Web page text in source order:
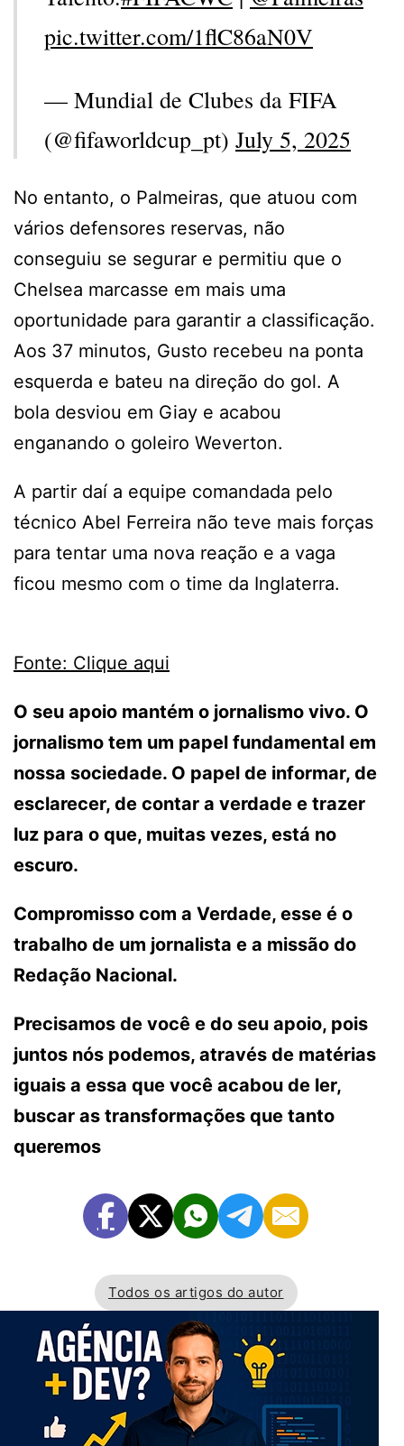
pic.twitter.com/1flC86aN0V
— Mundial de Clubes da FIFA
(@fifaworldcup_pt) July 5, 2025
No entanto, o Palmeiras, que atuou com
vários defensores reservas, não
conseguiu se segurar e permitiu que o
Chelsea marcasse em mais uma
oportunidade para garantir a classificação.
Aos 37 minutos, Gusto recebeu na ponta
esquerda e bateu na direção do gol. A
bola desviou em Giay e acabou
enganando o goleiro Weverton.
A partir daí a equipe comandada pelo
técnico Abel Ferreira não teve mais forças
para tentar uma nova reação e a vaga
ficou mesmo com o time da Inglaterra.
Fonte: Clique aqui
O seu apoio mantém o jornalismo vivo. O
jornalismo tem um papel fundamental em
nossa sociedade. O papel de informar, de
esclarecer, de contar a verdade e trazer
luz para o que, muitas vezes, está no
escuro.
Compromisso com a Verdade, esse é o
trabalho de um jornalista e a missão do
Redação Nacional.
Precisamos de você e do seu apoio, pois
juntos nós podemos, através de matérias
iguais a essa que você acabou de ler,
buscar as transformações que tanto
queremos
Todos os artigos do autor